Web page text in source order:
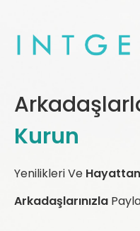
Kurun
Yenilikleri Ve
Arkadaşlarınızla